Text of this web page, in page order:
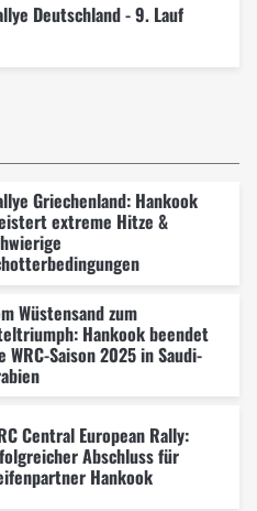
Deutschland - 9. Lauf
Griechenland: Hankook
extreme Hitze &
Wüstensand zum
Hankook beendet
WRC-Saison 2025 in Saudi-
Central European Rally:
Abschluss für
Hankook